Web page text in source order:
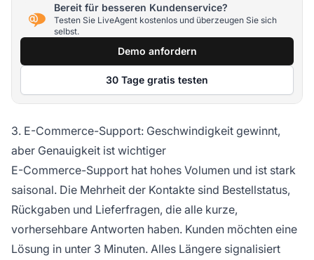
Bereit für besseren Kundenservice?
Testen Sie LiveAgent kostenlos und überzeugen Sie sich
selbst.
Demo anfordern
30 Tage gratis testen
3. E-Commerce-Support: Geschwindigkeit gewinnt,
aber Genauigkeit ist wichtiger
E-Commerce-Support hat hohes Volumen und ist stark
saisonal. Die Mehrheit der Kontakte sind Bestellstatus,
Rückgaben und Lieferfragen, die alle kurze,
vorhersehbare Antworten haben. Kunden möchten eine
Lösung in unter 3 Minuten. Alles Längere signalisiert